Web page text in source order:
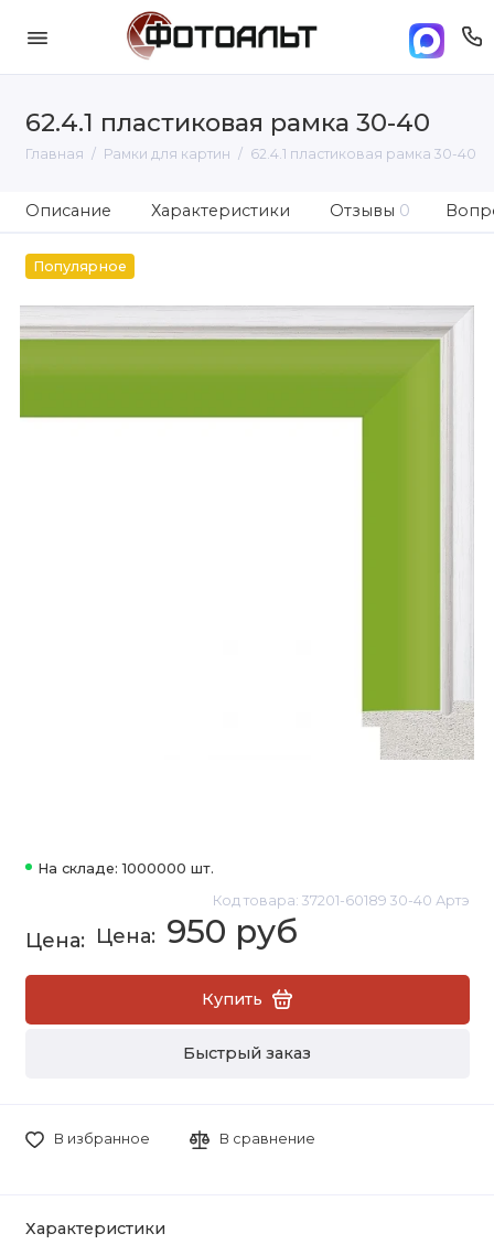
62.4.1 пластиковая рамка 30-40
Главная Рамки для картин 62.4.1 пластиковая рамка 30-40
Описание Характеристики Отзывы 0
Популярное
На складе: 1000000 шт.
Код товара: 37201-60189 30-40 Артэ
950 руб
Купить
Быстрый заказ
В избранное В сравнение
Характеристики